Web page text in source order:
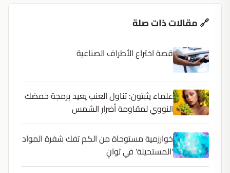
🔗 مقالات ذات صلة
قصة اختراع الأطراف الصناعية
علماء يثبتون: تناول العنب يعيد برمجة حمضك
النووي لمقاومة أضرار الشمس
خوارزمية مستوحاة من الكم تفك شفرة المواد
'المستحيلة' في ثوانٍ